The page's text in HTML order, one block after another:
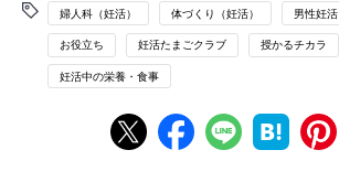
婦人科（妊活） 体づくり（妊活） 男性妊活
お役立ち 妊活たまごクラブ 授かるチカラ
妊活中の栄養・食事